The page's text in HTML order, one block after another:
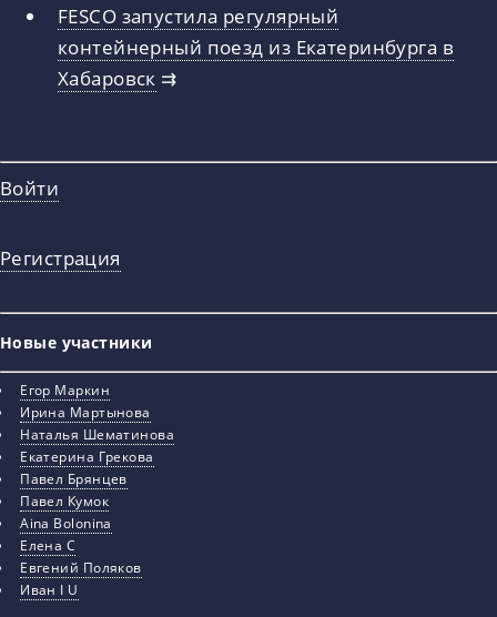
FESCO запустила регулярный
контейнерный поезд из Екатеринбурга в
Хабаровск ⇉
Войти
Регистрация
Новые участники
Егор Маркин
Ирина Мартынова
Наталья Шематинова
Екатерина Грекова
Павел Брянцев
Павел Кумок
Aina Bolonina
Елена С
Евгений Поляков
Иван I U